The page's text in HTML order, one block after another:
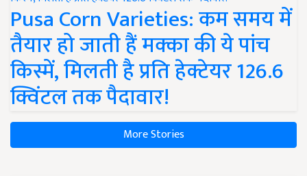
Pusa Corn Varieties: कम समय में
तैयार हो जाती हैं मक्का की ये पांच
किस्में, मिलती है प्रति हेक्टेयर 126.6
क्विंटल तक पैदावार!
More Stories